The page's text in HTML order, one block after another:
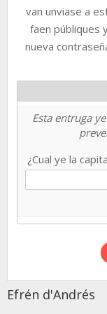
van unviase a
faen públiques
nueva
Esta entruga
¿Cual ye la
Efrén d'Andrés